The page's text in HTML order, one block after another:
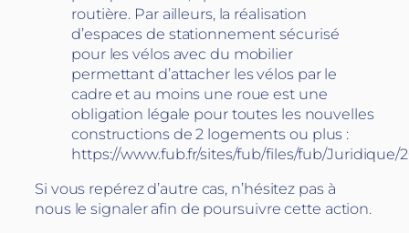
routière. Par ailleurs, la réalisation
d’espaces de stationnement sécurisé
pour les vélos avec du mobilier
permettant d’attacher les vélos par le
cadre et au moins une roue est une
obligation légale pour toutes les nouvelles
constructions de 2 logements ou plus :
https://www.fub.fr/sites/fub/files/fub/Juridique/
Si vous repérez d’autre cas, n’hésitez pas à
nous le signaler afin de poursuivre cette action.